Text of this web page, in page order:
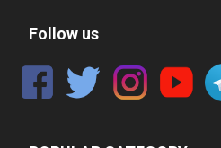
Follow us